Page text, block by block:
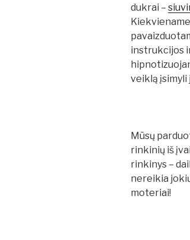
dukrai –
instrukcijos
veiklą įsimyli
Mūsų
rinkinių iš
rinkinys –
nereikia
moteriai!